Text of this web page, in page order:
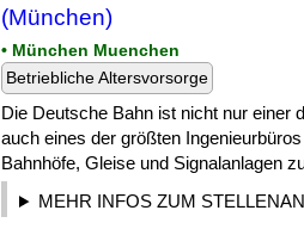
(München)
• München Muenchen
Betriebliche Altersvorsorge
Die Deutsche Bahn ist nicht nur einer
auch eines der größten
Bahnhöfe, Gleise und Signalanlagen
MEHR INFOS ZUM